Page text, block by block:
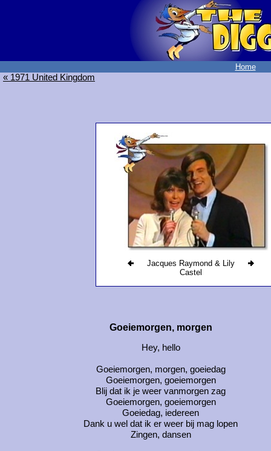
Home
« 1971 United Kingdom
Jacques Raymond & Lily
Castel
Goeiemorgen, morgen
Hey, hello
Goeiemorgen, morgen, goeiedag
Goeiemorgen, goeiemorgen
Blij dat ik je weer vanmorgen zag
Goeiemorgen, goeiemorgen
Goeiedag, iedereen
Dank u wel dat ik er weer bij mag lopen
Zingen, dansen